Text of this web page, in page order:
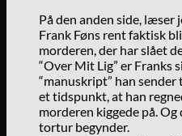
På den anden side, læser
Frank Føns rent faktisk
morderen, der har slået
“Over Mit Lig” er Franks
“manuskript” han
et tidspunkt, at han
morderen kiggede på.
tortur begynder.